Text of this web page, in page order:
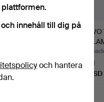
Oscariansk,
1702,
2 bud
41 USD
innehåll till dig på
och hantera